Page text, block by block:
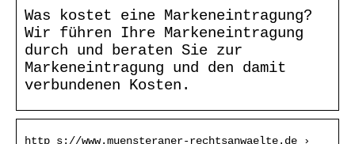
Was kostet eine Markeneintragung?
Wir führen Ihre Markeneintragung
durch und beraten Sie zur
Markeneintragung und den damit
verbundenen Kosten.
http s://www.muensteraner-rechtsanwaelte.de ›